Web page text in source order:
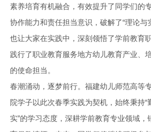
素养培育有机融合，有效提升了同学们的
协作能力和责任担当意识，破解了“理论与
也让大家在实践中，深刻领悟了学前教育
践行了职业教育服务地方幼儿教育产业、
的使命担当。
春潮涌动，逐梦前行。福建幼儿师范高等
院学子以此次春季实践为契机，始终秉持“
实”的学习态度，深耕学前教育专业领域，